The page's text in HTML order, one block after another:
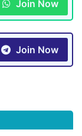
Join Now
Join Now